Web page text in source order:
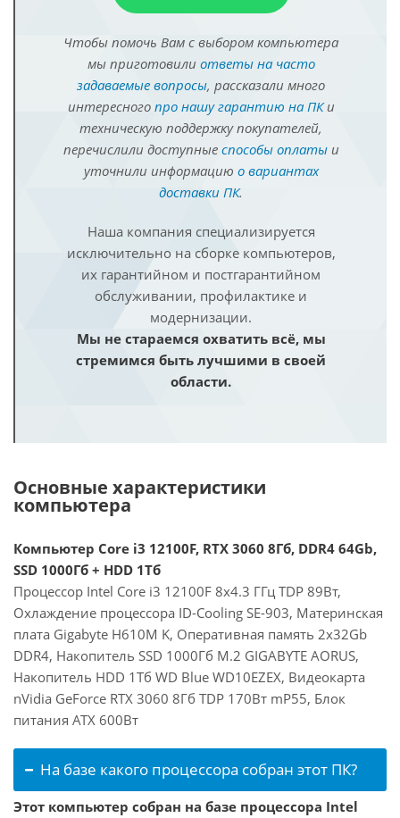
Чтобы помочь Вам с выбором компьютера
мы приготовили ответы на часто
задаваемые вопросы, рассказали много
интересного про нашу гарантию на ПКи
техническую поддержку покупателей,
перечислили доступные способы оплатыи
уточнили информацию о вариантах
доставки ПК.
Наша компания специализируется
исключительно на сборке компьютеров,
их гарантийном и постгарантийном
обслуживании, профилактике и
модернизации.
Мы не стараемся охватить всё, мы
стремимся быть лучшими в своей
области.
Основные характеристики
компьютера
Компьютер Core i3 12100F, RTX 3060 8Гб, DDR4 64Gb,
SSD 1000Гб + HDD 1Тб
Процессор Intel Core i3 12100F 8x4.3 ГГц TDP 89Вт,
Охлаждение процессора ID-Cooling SE-903, Материнская
плата Gigabyte H610M K, Оперативная память 2x32Gb
DDR4, Накопитель SSD 1000Гб M.2 GIGABYTE AORUS,
Накопитель HDD 1Тб WD Blue WD10EZEX, Видеокарта
nVidia GeForce RTX 3060 8Гб TDP 170Вт mP55, Блок
питания ATX 600Вт
На базе какого процессора собран этот ПК?
Этот компьютер собран на базе процессора Intel